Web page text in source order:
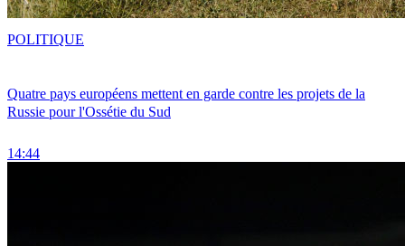
Quatre pays européens mettent en garde contre les projets de la
Russie pour l'Ossétie du Sud
14:44
POLITIQUE